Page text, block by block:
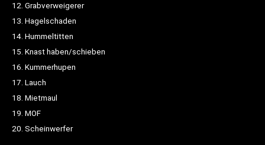
Grabverweigerer
Hagelschaden
Hummeltitten
Knast haben/schieben
Kummerhupen
Lauch
Mietmaul
MOF
Scheinwerfer